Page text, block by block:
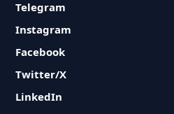
Telegram
Instagram
Facebook
Twitter/X
LinkedIn